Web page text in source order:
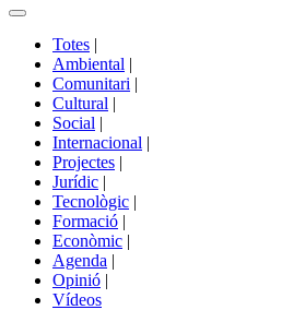
Commutador
portals
Totes |
Ambiental |
Comunitari |
Cultural |
Social |
Internacional |
Projectes |
Jurídic |
Tecnològic |
Formació |
Econòmic |
Agenda |
Opinió |
Vídeos